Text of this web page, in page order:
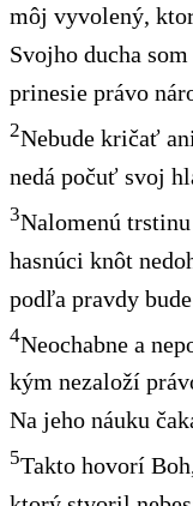
môj vyvolený,
Svojho ducha
prinesie právo
2Nebude kričať
nedá počuť svoj
3Nalomenú
hasnúci knôt
podľa pravdy
4Neochabne a
kým nezaloží
Na jeho náuku
5Takto hovorí